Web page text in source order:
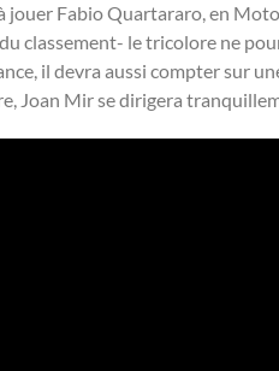
jouer Fabio Quartararo, en
classement- le tricolore ne
il devra aussi compter sur
Joan Mir se dirigera